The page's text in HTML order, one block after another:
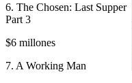
6. The Chosen: Last Supper
Part 3
$6 millones
7. A Working Man